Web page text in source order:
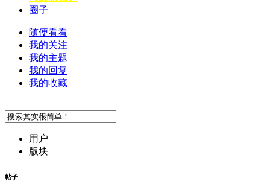
圈子
随便看看
我的关注
我的主题
我的回复
我的收藏
用户
版块
帖子